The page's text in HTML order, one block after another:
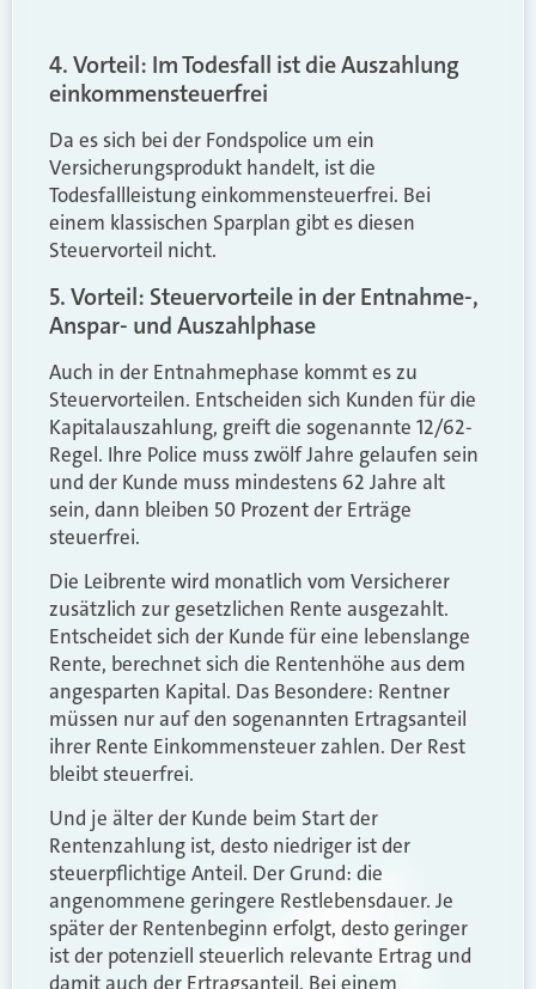
4. Vorteil: Im Todesfall ist die Auszahlung
einkommensteuerfrei
Da es sich bei der Fondspolice um ein
Versicherungsprodukt handelt, ist die
Todesfallleistung einkommensteuerfrei. Bei
einem klassischen Sparplan gibt es diesen
Steuervorteil nicht.
5. Vorteil: Steuervorteile in der Entnahme-,
Anspar- und Auszahlphase
Auch in der Entnahmephase kommt es zu
Steuervorteilen. Entscheiden sich Kunden für die
Kapitalauszahlung, greift die sogenannte 12/62-
Regel. Ihre Police muss zwölf Jahre gelaufen sein
und der Kunde muss mindestens 62 Jahre alt
sein, dann bleiben 50 Prozent der Erträge
steuerfrei.
Die Leibrente wird monatlich vom Versicherer
zusätzlich zur gesetzlichen Rente ausgezahlt.
Entscheidet sich der Kunde für eine lebenslange
Rente, berechnet sich die Rentenhöhe aus dem
angesparten Kapital. Das Besondere: Rentner
müssen nur auf den sogenannten Ertragsanteil
ihrer Rente Einkommensteuer zahlen. Der Rest
bleibt steuerfrei.
Und je älter der Kunde beim Start der
Rentenzahlung ist, desto niedriger ist der
steuerpflichtige Anteil. Der Grund: die
angenommene geringere Restlebensdauer. Je
später der Rentenbeginn erfolgt, desto geringer
ist der potenziell steuerlich relevante Ertrag und
damit auch der Ertragsanteil. Bei einem